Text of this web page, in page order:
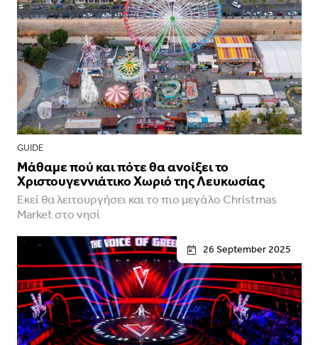
GUIDE
Μάθαμε πού και πότε θα ανοίξει το
Χριστουγεννιάτικο Χωριό της Λευκωσίας
Εκεί θα λειτουργήσει και το πιο μεγάλο Christmas
Market στο νησί
26 September 2025